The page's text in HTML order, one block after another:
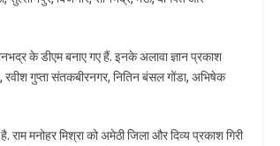
के डीएम बनाए गए हैं. इनके अलावा ज्ञान प्रकाश
गुप्ता संतकबीरनगर, नितिन बंसल गोंडा, अभिषेक
मनोहर मिश्रा को अमेठी जिला और दिव्य प्रकाश गिरी